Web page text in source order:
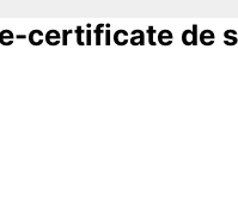
certificate de